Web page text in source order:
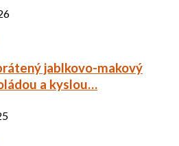
jablkovo-makový
a kyslou…